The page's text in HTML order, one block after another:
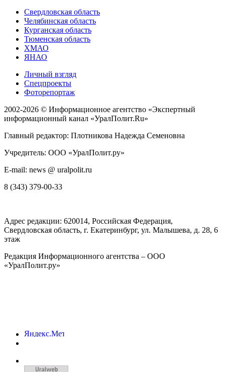
Свердловская область
Челябинская область
Курганская область
Тюменская область
ХМАО
ЯНАО
Личный взгляд
Спецпроекты
Фоторепортаж
2002-2026 © Информационное агентство «Экспертный
информационный канал «УралПолит.Ru»
Главный редактор: Плотникова Надежда Семеновна
Учредитель: ООО «УралПолит.ру»
E-mail: news @ uralpolit.ru
8 (343) 379-00-33
Адрес редакции: 620014, Российская Федерация,
Свердловская область, г. Екатеринбург, ул. Малышева, д. 28, 6
этаж
Редакция Информационного агентства – ООО
«УралПолит.ру»